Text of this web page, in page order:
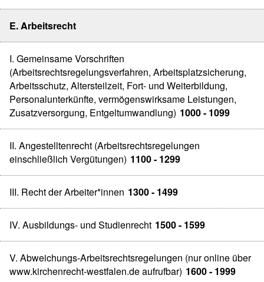
E. Arbeitsrecht
I. Gemeinsame Vorschriften
(Arbeitsrechtsregelungsverfahren, Arbeitsplatzsicherung,
Arbeitsschutz, Altersteilzeit, Fort- und Weiterbildung,
Personalunterkünfte, vermögenswirksame Leistungen,
Zusatzversorgung, Entgeltumwandlung) 1000 - 1099
II. Angestelltenrecht (Arbeitsrechtsregelungen
einschließlich Vergütungen) 1100 - 1299
III. Recht der Arbeiter*innen 1300 - 1499
IV. Ausbildungs- und Studienrecht 1500 - 1599
V. Abweichungs-Arbeitsrechtsregelungen (nur online über
www.kirchenrecht-westfalen.de aufrufbar) 1600 - 1999